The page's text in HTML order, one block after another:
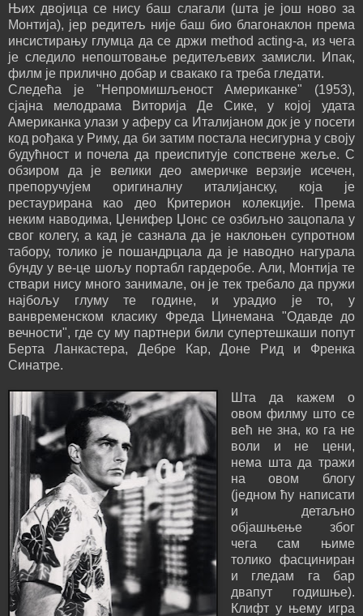
Њих двојица се нису баш слагали (шта је још ново за
Монтија), јер редитељ није баш био благонаклон према
инсистирању глумца да се држи method acting-а, из чега
је следило непоштовање редитељевих замисли. Ипак,
филм је прилично добар и свакако га треба гледати.
Следећа је "Непромишљеност Американке" (1953),
сјајна мелодрама Виторија Де Сике, у којој удата
Американка улази у аферу са Италијаном док је у посети
код рођака у Риму, да би затим постала несигурна у своју
будућност и почела да преиспитује сопствене жеље. С
обзиром да је велики део америчке верзије исечен,
препоручујем оригиналну италијанску, која је
рестаурирана као део Критерион колекције. Према
неким наводима, Џенифер Џонс се озбиљно зацопала у
свог колегу, а кад је сазнала да је наклоњен супротном
табору, толико је пошандрцала да је наводно нагурала
бунду у ве-це шољу портабл гардеробе. Али, Монтија те
ствари нису много занимале, он је тек требало да пружи
најбољу глуму те године, и урадио је то, у
ванвременском класику Фреда Цинемана "Одавде до
вечности", где су му партнери били супертешкаши попут
Берта Ланкастера, Дебре Кар, Доне Рид и Френка
Синатре.
Шта да кажем о
овом филму што се
већ не зна, ко га не
воли и не цени,
нема шта да тражи
на овом блогу
(једном ћу написати
и детаљно
објашњење због
чега сам њиме
толико фасциниран
и гледам га бар
двапут годишње).
Клифт у њему игра